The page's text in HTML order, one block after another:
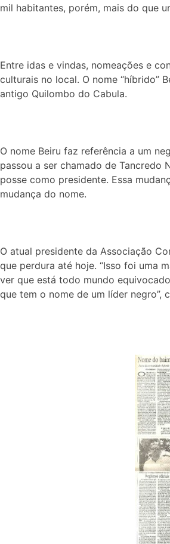
mil habitantes, porém, mais do que
Entre idas e vindas, nomeações e
culturais no local. O nome “híbrido”
antigo Quilombo do Cabula.
O nome Beiru faz referência a um
passou a ser chamado de Tancredo
posse como presidente. Essa
mudança do nome.
O atual presidente da Associação
que perdura até hoje. “Isso foi uma
ver que está todo mundo
que tem o nome de um líder negro”,